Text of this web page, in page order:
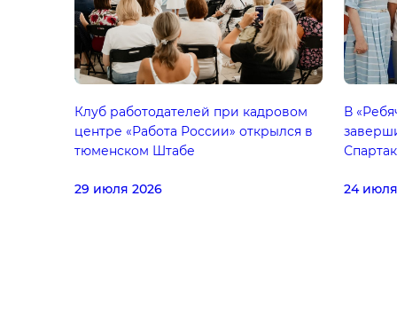
Клуб работодателей при кадровом
центре «Работа России» открылся в
тюменском Штабе
29 июля 2026
В
24